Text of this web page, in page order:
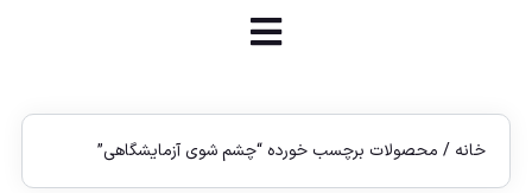
خانه / محصولات برچسب خورده “چشم شوی آزمایشگاهی”